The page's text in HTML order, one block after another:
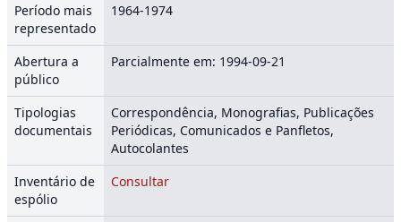
Período mais
representado
1964-1974
Abertura a
público
Parcialmente em: 1994-09-21
Tipologias
documentais
Correspondência, Monografias, Publicações
Periódicas, Comunicados e Panfletos,
Autocolantes
Inventário de
espólio
Consultar